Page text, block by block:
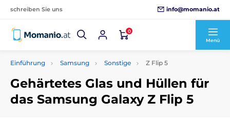
schreiben Sie uns info@momanio.at
0
Menü
Einführung Samsung Sonstige Z Flip 5
Gehärtetes Glas und Hüllen für
das Samsung Galaxy Z Flip 5